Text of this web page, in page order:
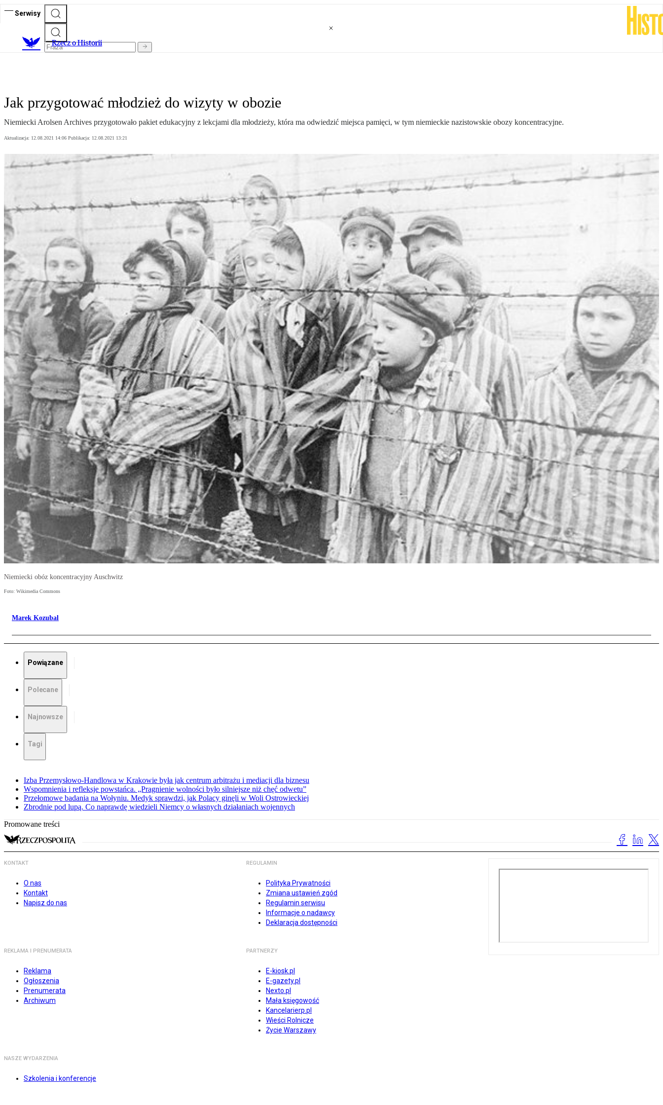
Serwisy
Rzecz o Historii
Jak przygotować młodzież do wizyty w obozie
Niemiecki Arolsen Archives przygotowało pakiet edukacyjny z lekcjami dla młodzieży, która ma odwiedzić miejsca pamięci, w tym niemieckie nazistowskie obozy koncentracyjne.
Aktualizacja: 12.08.2021 14:06 Publikacja: 12.08.2021 13:21
Niemiecki obóz koncentracyjny Auschwitz
Foto: Wikimedia Commons
Marek Kozubal
Powiązane
Polecane
Najnowsze
Tagi
Izba Przemysłowo-Handlowa w Krakowie była jak centrum arbitrażu i mediacji dla biznesu
Wspomnienia i refleksje powstańca. „Pragnienie wolności było silniejsze niż chęć odwetu”
Przełomowe badania na Wołyniu. Medyk sprawdzi, jak Polacy ginęli w Woli Ostrowieckiej
Zbrodnie pod lupą. Co naprawdę wiedzieli Niemcy o własnych działaniach wojennych
Promowane treści
KONTAKT
O nas
Kontakt
Napisz do nas
REGULAMIN
Polityka Prywatności
Zmiana ustawień zgód
Regulamin serwisu
Informacje o nadawcy
Deklaracja dostępności
REKLAMA I PRENUMERATA
Reklama
Ogłoszenia
Prenumerata
Archiwum
PARTNERZY
E-kiosk.pl
E-gazety.pl
Nexto.pl
Mała księgowość
Kancelarierp.pl
Wieści Rolnicze
Życie Warszawy
NASZE WYDARZENIA
Szkolenia i konferencje